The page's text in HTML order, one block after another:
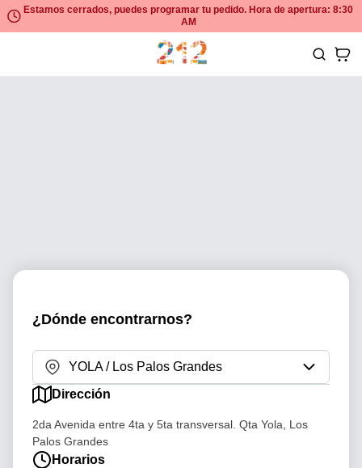
Estamos cerrados, puedes programar tu pedido. Hora de apertura: 8:30
AM
¿Dónde encontrarnos?
YOLA / Los Palos Grandes
Dirección
2da Avenida entre 4ta y 5ta transversal. Qta Yola, Los
Palos Grandes
Horarios